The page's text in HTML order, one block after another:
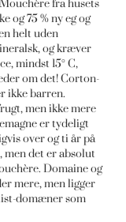
fra husets
og 75 % ny eg og
helt uden
og kræver
mindst 15° C,
om det! Corton-
ikke barren.
men ikke mere
er tydeligt
over og ti år på
men det er absolut
Domaine og
mere, men ligger
domæner som